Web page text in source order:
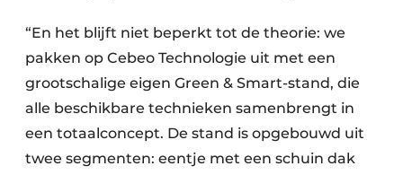
“En het blijft niet beperkt tot de theorie: we
pakken op Cebeo Technologie uit met een
grootschalige eigen Green & Smart-stand, die
alle beschikbare technieken samenbrengt in
een totaalconcept. De stand is opgebouwd uit
twee segmenten: eentje met een schuin dak